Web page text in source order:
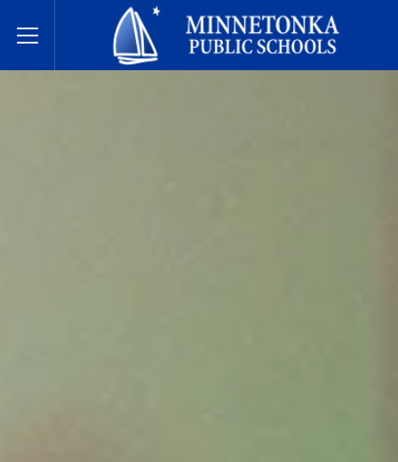
Toggle Menu
Minnetonka davlat maktablari